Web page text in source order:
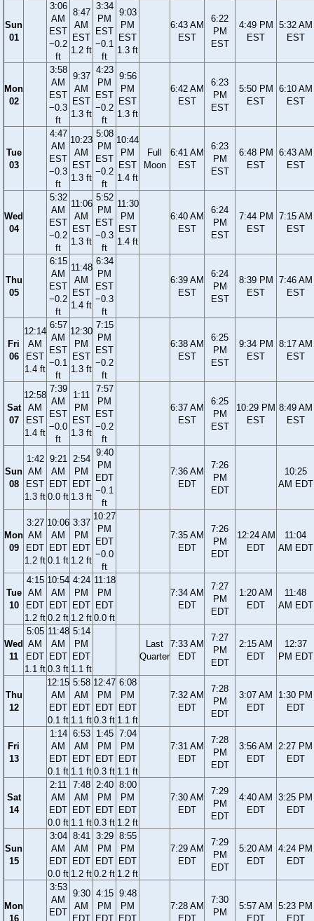
Sun
01
3:06
AM
EST
−0.2
ft
8:47
AM
EST
1.2 ft
3:34
PM
EST
−0.1
ft
9:03
PM
EST
1.3 ft
6:43 AM
EST
6:22
PM
EST
4:49 PM
EST
5:32 AM
EST
Mon
02
3:58
AM
EST
−0.3
ft
9:37
AM
EST
1.3 ft
4:23
PM
EST
−0.2
ft
9:56
PM
EST
1.3 ft
6:42 AM
EST
6:23
PM
EST
5:50 PM
EST
6:10 AM
EST
Tue
03
4:47
AM
EST
−0.3
ft
10:23
AM
EST
1.3 ft
5:08
PM
EST
−0.2
ft
10:44
PM
EST
1.4 ft
Full
Moon
6:41 AM
EST
6:23
PM
EST
6:48 PM
EST
6:43 AM
EST
Wed
04
5:32
AM
EST
−0.2
ft
11:06
AM
EST
1.3 ft
5:52
PM
EST
−0.3
ft
11:30
PM
EST
1.4 ft
6:40 AM
EST
6:24
PM
EST
7:44 PM
EST
7:15 AM
EST
Thu
05
6:15
AM
EST
−0.2
ft
11:48
AM
EST
1.4 ft
6:34
PM
EST
−0.3
ft
6:39 AM
EST
6:24
PM
EST
8:39 PM
EST
7:46 AM
EST
Fri
06
12:14
AM
EST
1.4 ft
6:57
AM
EST
−0.1
ft
12:30
PM
EST
1.3 ft
7:15
PM
EST
−0.2
ft
6:38 AM
EST
6:25
PM
EST
9:34 PM
EST
8:17 AM
EST
Sat
07
12:58
AM
EST
1.4 ft
7:39
AM
EST
−0.0
ft
1:11
PM
EST
1.3 ft
7:57
PM
EST
−0.2
ft
6:37 AM
EST
6:25
PM
EST
10:29 PM
EST
8:49 AM
EST
Sun
08
1:42
AM
EST
1.3 ft
9:21
AM
EDT
0.0 ft
2:54
PM
EDT
1.3 ft
9:40
PM
EDT
−0.1
ft
7:36 AM
EDT
7:26
PM
EDT
10:25
AM EDT
Mon
09
3:27
AM
EDT
1.2 ft
10:06
AM
EDT
0.1 ft
3:37
PM
EDT
1.2 ft
10:27
PM
EDT
−0.0
ft
7:35 AM
EDT
7:26
PM
EDT
12:24 AM
EDT
11:04
AM EDT
Tue
10
4:15
AM
EDT
1.2 ft
10:54
AM
EDT
0.2 ft
4:24
PM
EDT
1.2 ft
11:18
PM
EDT
0.0 ft
7:34 AM
EDT
7:27
PM
EDT
1:20 AM
EDT
11:48
AM EDT
Wed
11
5:05
AM
EDT
1.1 ft
11:48
AM
EDT
0.3 ft
5:14
PM
EDT
1.1 ft
Last
Quarter
7:33 AM
EDT
7:27
PM
EDT
2:15 AM
EDT
12:37
PM EDT
Thu
12
12:15
AM
EDT
0.1 ft
5:58
AM
EDT
1.1 ft
12:47
PM
EDT
0.3 ft
6:08
PM
EDT
1.1 ft
7:32 AM
EDT
7:28
PM
EDT
3:07 AM
EDT
1:30 PM
EDT
Fri
13
1:14
AM
EDT
0.1 ft
6:53
AM
EDT
1.1 ft
1:45
PM
EDT
0.3 ft
7:04
PM
EDT
1.1 ft
7:31 AM
EDT
7:28
PM
EDT
3:56 AM
EDT
2:27 PM
EDT
Sat
14
2:11
AM
EDT
0.0 ft
7:48
AM
EDT
1.1 ft
2:40
PM
EDT
0.3 ft
8:00
PM
EDT
1.2 ft
7:30 AM
EDT
7:29
PM
EDT
4:40 AM
EDT
3:25 PM
EDT
Sun
15
3:04
AM
EDT
0.0 ft
8:41
AM
EDT
1.2 ft
3:29
PM
EDT
0.2 ft
8:55
PM
EDT
1.2 ft
7:29 AM
EDT
7:29
PM
EDT
5:20 AM
EDT
4:24 PM
EDT
Mon
16
3:53
AM
EDT
9:30
AM
EDT
4:15
PM
EDT
9:48
PM
EDT
7:28 AM
EDT
7:30
PM
5:57 AM
EDT
5:23 PM
EDT